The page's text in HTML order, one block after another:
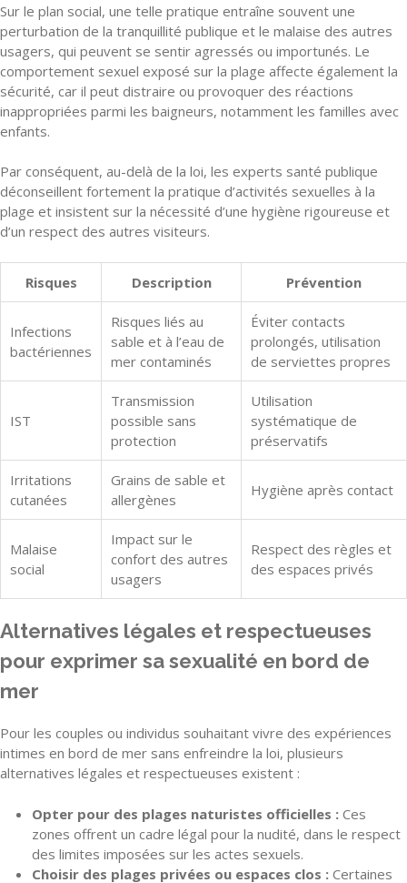
Sur le plan social, une telle pratique entraîne souvent une
perturbation de la tranquillité publique et le malaise des autres
usagers, qui peuvent se sentir agressés ou importunés. Le
comportement sexuel exposé sur la plage affecte également la
sécurité, car il peut distraire ou provoquer des réactions
inappropriées parmi les baigneurs, notamment les familles avec
enfants.
Par conséquent, au-delà de la loi, les experts santé publique
déconseillent fortement la pratique d’activités sexuelles à la
plage et insistent sur la nécessité d’une hygiène rigoureuse et
d’un respect des autres visiteurs.
Risques Description Prévention
Infections
bactériennes
Risques liés au
sable et à l’eau de
mer contaminés
Éviter contacts
prolongés, utilisation
de serviettes propres
IST
Transmission
possible sans
protection
Utilisation
systématique de
préservatifs
Irritations
cutanées
Grains de sable et
allergènes
Hygiène après contact
Malaise
social
Impact sur le
confort des autres
usagers
Respect des règles et
des espaces privés
Alternatives légales et respectueuses
pour exprimer sa sexualité en bord de
mer
Pour les couples ou individus souhaitant vivre des expériences
intimes en bord de mer sans enfreindre la loi, plusieurs
alternatives légales et respectueuses existent :
Opter pour des plages naturistes officielles : Ces
zones offrent un cadre légal pour la nudité, dans le respect
des limites imposées sur les actes sexuels.
Choisir des plages privées ou espaces clos : Certaines